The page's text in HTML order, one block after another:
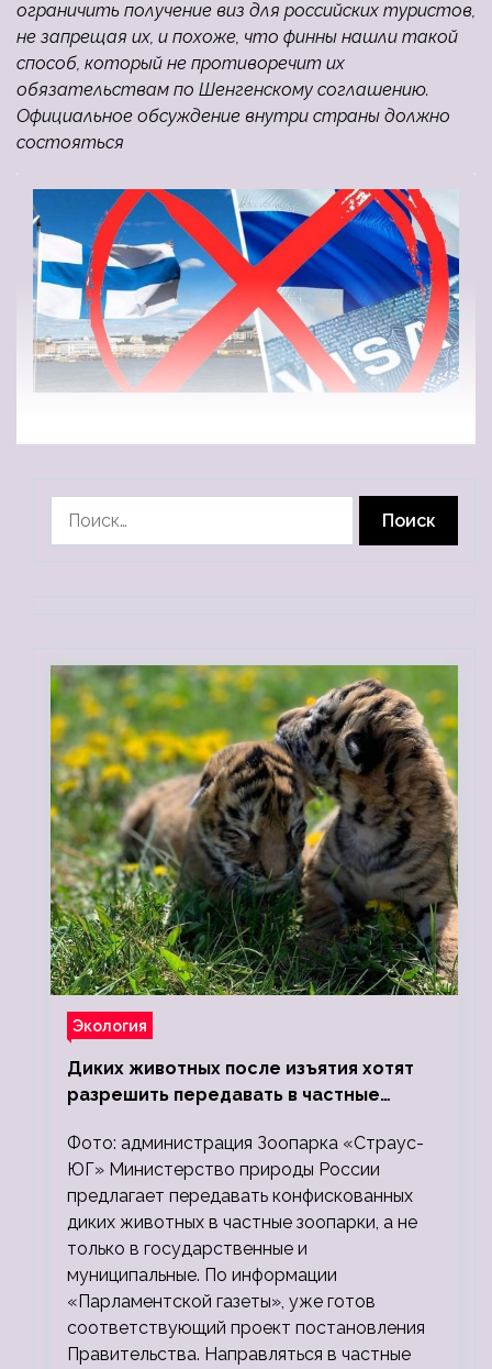
ограничить получение виз для российских туристов,
не запрещая их, и похоже, что финны нашли такой
способ, который не противоречит их
обязательствам по Шенгенскому соглашению.
Официальное обсуждение внутри страны должно
состояться
Экология
Диких животных после изъятия хотят
разрешить передавать в частные
Фото: администрация Зоопарка «Страус-
ЮГ» Министерство природы России
предлагает передавать конфискованных
диких животных в частные зоопарки, а не
только в государственные и
муниципальные. По информации
«Парламентской газеты», уже готов
соответствующий проект постановления
Правительства. Направляться в частные